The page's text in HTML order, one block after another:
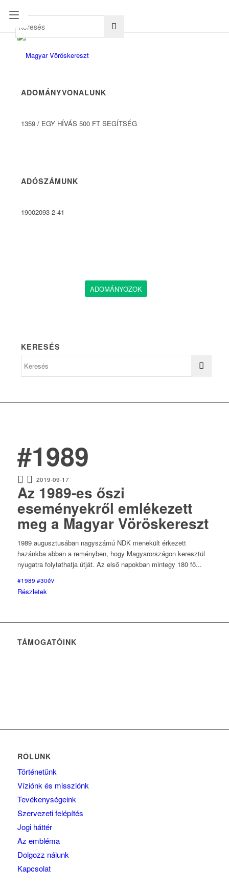
ADOMÁNYVONALUNK
1359 / EGY HÍVÁS 500 FT SEGÍTSÉG
ADÓSZÁMUNK
19002093-2-41
ADOMÁNYOZOK
KERESÉS
#1989
2019-09-17
Az 1989-es őszi
eseményekről emlékezett
meg a Magyar Vöröskereszt
1989 augusztusában nagyszámú NDK menekült érkezett
hazánkba abban a reményben, hogy Magyarországon keresztül
nyugatra folytathatja útját. Az első napokban mintegy 180 fő...
#1989 #30év
Részletek
TÁMOGATÓINK
RÓLUNK
Történetünk
Víziónk és missziónk
Tevékenységeink
Szervezeti felépítés
Jogi háttér
Az embléma
Dolgozz nálunk
Kapcsolat